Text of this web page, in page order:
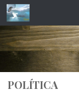
Saltar al contenido
POLÍTICA